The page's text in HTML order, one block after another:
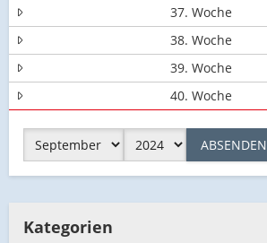
37. Woche
38. Woche
39. Woche
40. Woche
ABSENDEN
Kategorien